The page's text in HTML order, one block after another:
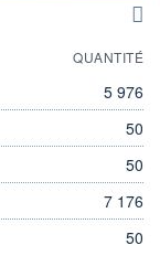
QUANTITÉ
5 976
50
50
7 176
50